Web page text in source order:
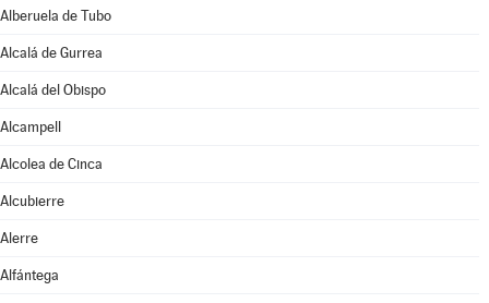
Alberuela de Tubo
Alcalá de Gurrea
Alcalá del Obispo
Alcampell
Alcolea de Cinca
Alcubierre
Alerre
Alfántega